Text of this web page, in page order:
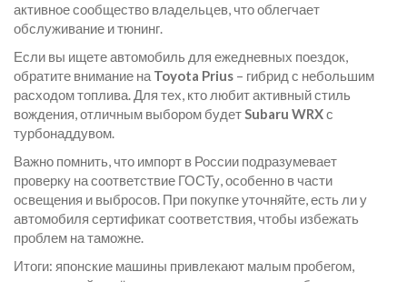
активное сообщество владельцев, что облегчает
обслуживание и тюнинг.
Если вы ищете автомобиль для ежедневных поездок,
обратите внимание на Toyota Prius – гибрид с небольшим
расходом топлива. Для тех, кто любит активный стиль
вождения, отличным выбором будетSubaru WRXс
турбонаддувом.
Важно помнить, что импорт в России подразумевает
проверку на соответствие ГОСТу, особенно в части
освещения и выбросов. При покупке уточняйте, есть ли у
автомобиля сертификат соответствия, чтобы избежать
проблем на таможне.
Итоги: японские машины привлекают малым пробегом,